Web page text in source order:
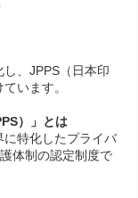
、JPPS（日本印
います。
）」とは
特化したプライバ
体制の認定制度で